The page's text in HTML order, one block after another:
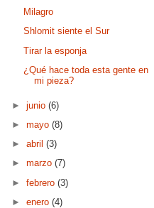
Milagro
Shlomit siente el Sur
Tirar la esponja
¿Qué hace toda esta gente en
mi pieza?
►junio(6)
►mayo(8)
►abril(3)
►marzo(7)
►febrero(3)
►enero(4)